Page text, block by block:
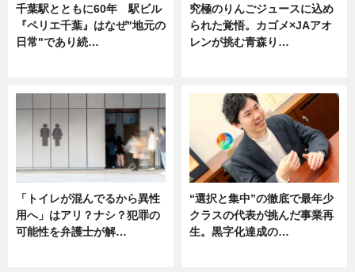
千葉駅とともに60年 駅ビル
『ペリエ千葉』はなぜ"地元の
日常"であり続…
究極のりんごジュースに込め
られた覚悟。カゴメ×JAアオ
レンが挑む青森り…
「トイレが混んでるから異性
用へ」はアリ？ナシ？犯罪の
可能性を弁護士が解…
“選択と集中”の徹底で最年少
クラスの代表が挑んだ事業再
生。黒字化達成の…